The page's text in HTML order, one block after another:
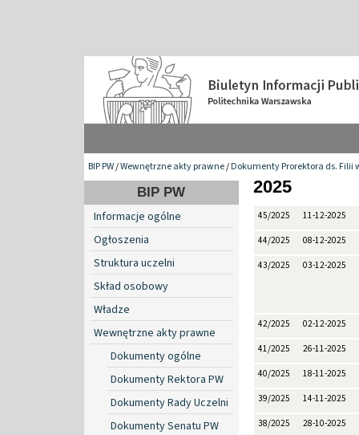
BIP PW/Wewnętrzne akty prawne/Dokumenty Prorektora ds. Filii
BIP PW
Informacje ogólne
Ogłoszenia
Struktura uczelni
Skład osobowy
Władze
Wewnętrzne akty prawne
Dokumenty ogólne
Dokumenty Rektora PW
Dokumenty Rady Uczelni
Dokumenty Senatu PW
2025
45/2025 11-12-2025
44/2025 08-12-2025
43/2025 03-12-2025
42/2025 02-12-2025
41/2025 26-11-2025
40/2025 18-11-2025
39/2025 14-11-2025
38/2025 28-10-2025